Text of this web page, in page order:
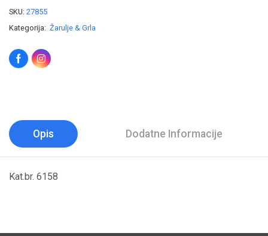
SKU: 27855
Kategorija: Žarulje & Grla
Opis Dodatne Informacije
Kat.br. 6158